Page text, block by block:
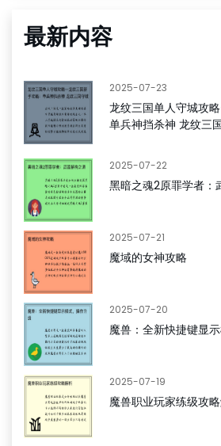
最新内容
2025-07-23
龙纹三国单人守城攻
单兵神挡杀神 龙纹三
2025-07-22
黑暗之魂2原罪学者：
2025-07-21
魔域的女神攻略
2025-07-20
魔兽：全新快捷键显
2025-07-19
魔兽职业玩家练级攻